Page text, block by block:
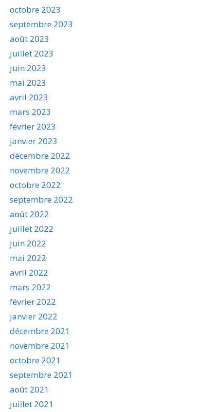
octobre 2023
septembre 2023
août 2023
juillet 2023
juin 2023
mai 2023
avril 2023
mars 2023
février 2023
janvier 2023
décembre 2022
novembre 2022
octobre 2022
septembre 2022
août 2022
juillet 2022
juin 2022
mai 2022
avril 2022
mars 2022
février 2022
janvier 2022
décembre 2021
novembre 2021
octobre 2021
septembre 2021
août 2021
juillet 2021